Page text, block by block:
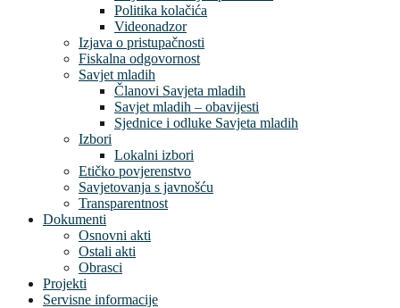
Politika kolačića
Videonadzor
Izjava o pristupačnosti
Fiskalna odgovornost
Savjet mladih
Članovi Savjeta mladih
Savjet mladih – obavijesti
Sjednice i odluke Savjeta mladih
Izbori
Lokalni izbori
Etičko povjerenstvo
Savjetovanja s javnošću
Transparentnost
Dokumenti
Osnovni akti
Ostali akti
Obrasci
Projekti
Servisne informacije